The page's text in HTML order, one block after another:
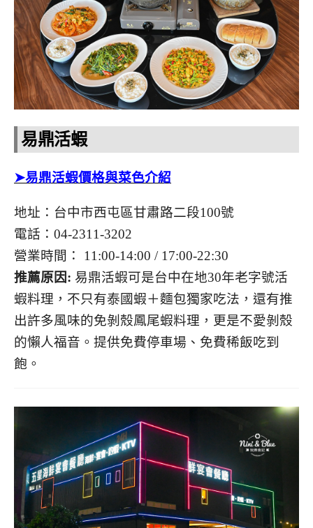
易鼎活蝦
➤易鼎活蝦價格與菜色介紹
地址：台中市西屯區甘肅路二段100號
電話：04-2311-3202
營業時間： 11:00-14:00 / 17:00-22:30
推薦原因: 易鼎活蝦可是台中在地30年老字號活
蝦料理，不只有泰國蝦＋麵包獨家吃法，還有推
出許多風味的免剝殼鳳尾蝦料理，更是不愛剝殼
的懶人福音。提供免費停車場、免費稀飯吃到
飽。